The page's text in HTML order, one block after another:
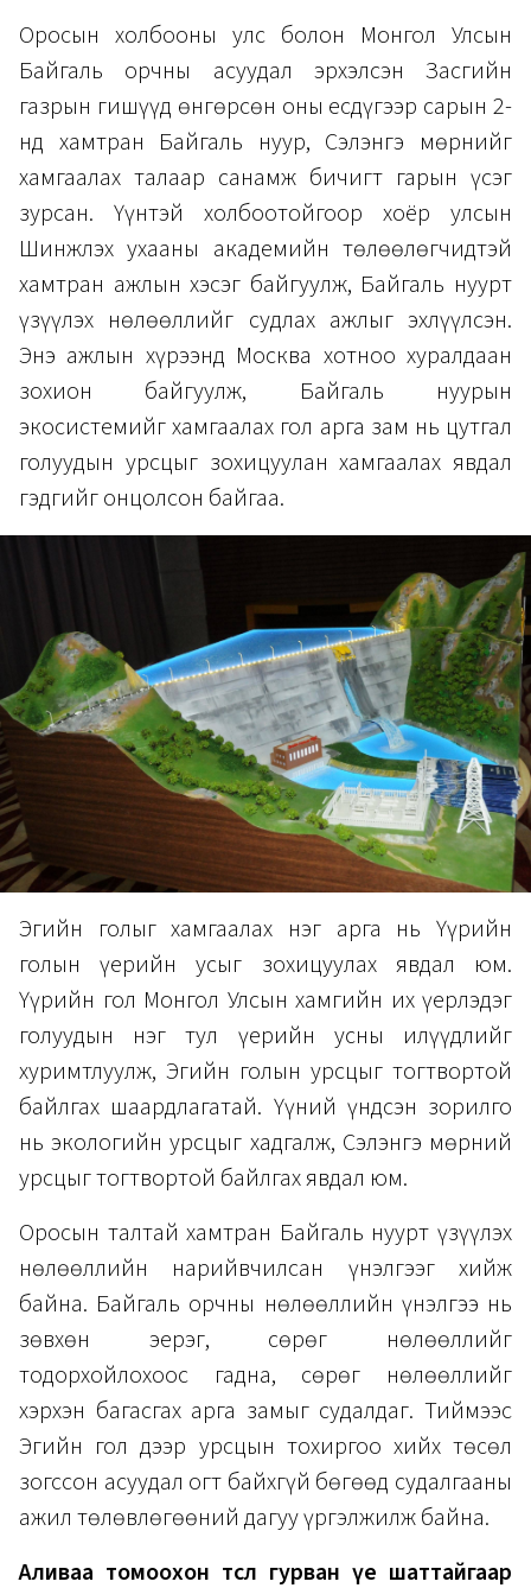
Оросын холбооны улс болон Монгол Улсын
Байгаль орчны асуудал эрхэлсэн Засгийн
газрын гишүүд өнгөрсөн оны есдүгээр сарын 2-
нд хамтран Байгаль нуур, Сэлэнгэ мөрнийг
хамгаалах талаар санамж бичигт гарын үсэг
зурсан. Үүнтэй холбоотойгоор хоёр улсын
Шинжлэх ухааны академийн төлөөлөгчидтэй
хамтран ажлын хэсэг байгуулж, Байгаль нуурт
үзүүлэх нөлөөллийг судлах ажлыг эхлүүлсэн.
Энэ ажлын хүрээнд Москва хотноо хуралдаан
зохион байгуулж, Байгаль нуурын
экосистемийг хамгаалах гол арга зам нь цутгал
голуудын урсцыг зохицуулан хамгаалах явдал
гэдгийг онцолсон байгаа.
Эгийн голыг хамгаалах нэг арга нь Үүрийн
голын үерийн усыг зохицуулах явдал юм.
Үүрийн гол Монгол Улсын хамгийн их үерлэдэг
голуудын нэг тул үерийн усны илүүдлийг
хуримтлуулж, Эгийн голын урсцыг тогтвортой
байлгах шаардлагатай. Үүний үндсэн зорилго
нь экологийн урсцыг хадгалж, Сэлэнгэ мөрний
урсцыг тогтвортой байлгах явдал юм.
Оросын талтай хамтран Байгаль нуурт үзүүлэх
нөлөөллийн нарийвчилсан үнэлгээг хийж
байна. Байгаль орчны нөлөөллийн үнэлгээ нь
зөвхөн эерэг, сөрөг нөлөөллийг
тодорхойлохоос гадна, сөрөг нөлөөллийг
хэрхэн багасгах арга замыг судалдаг. Тиймээс
Эгийн гол дээр урсцын тохиргоо хийх төсөл
зогссон асуудал огт байхгүй бөгөөд судалгааны
ажил төлөвлөгөөний дагуу үргэлжилж байна.
Аливаа томоохон төсөл гурван үе шаттайгаар